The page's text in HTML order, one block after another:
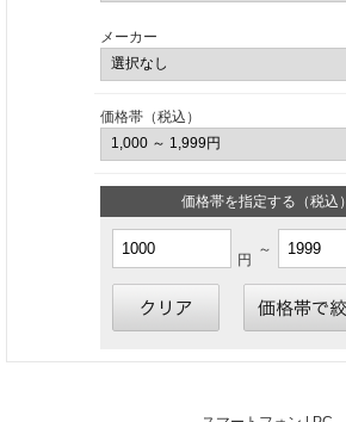
メーカー
価格帯（税込）
価格帯を指定する（税込）
円
～